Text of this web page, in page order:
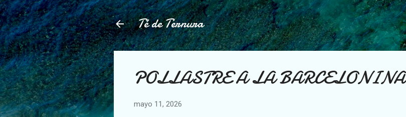
Ir al contenido principal
Té de Ternura
POLLASTRE A LA BARCELONINA
mayo 11, 2026